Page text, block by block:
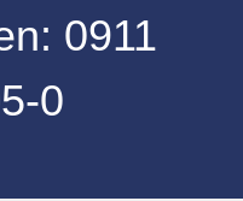
0911
0